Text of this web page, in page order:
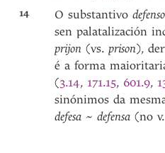
14 O substantivo
sen palatalización
prijon(vs.prison),
é a forma
(3.14, 171.15, 601.9,
sinónimos da
defesa ~defensa(no